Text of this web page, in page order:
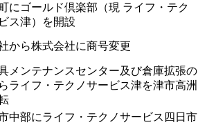
にゴールド倶楽部（現 ライフ・テク
ス津）を開設
から株式会社に商号変更
メンテナンスセンター及び倉庫拡張の
ライフ・テクノサービス津を津市高洲
中部にライフ・テクノサービス四日市